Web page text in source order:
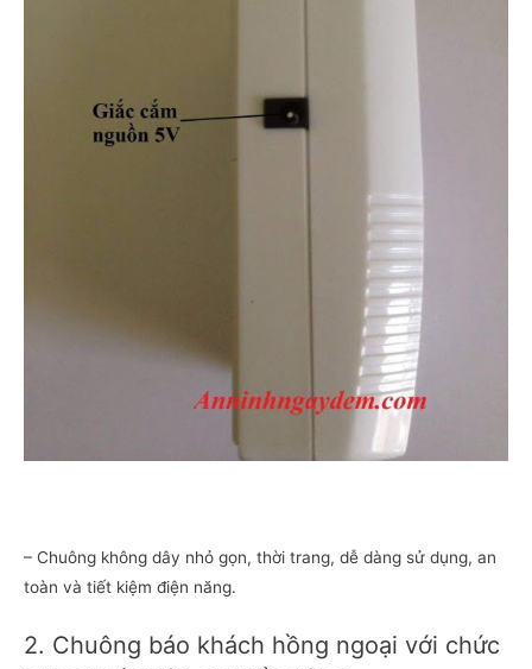
– Chuông không dây nhỏ gọn, thời trang, dễ dàng sử dụng, an
toàn và tiết kiệm điện năng.
2. Chuông báo khách hồng ngoại với chức